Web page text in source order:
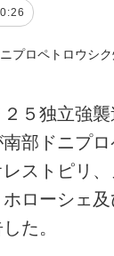
５独立強
部ドニプ
ストピリ
ローシェ及
た。